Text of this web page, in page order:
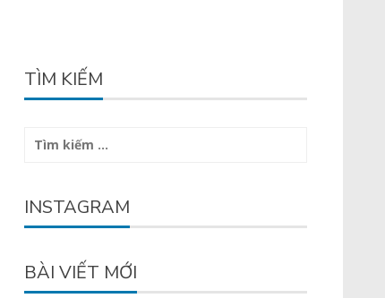
TÌM KIẾM
Tìm
INSTAGRAM
BÀI VIẾT MỚI